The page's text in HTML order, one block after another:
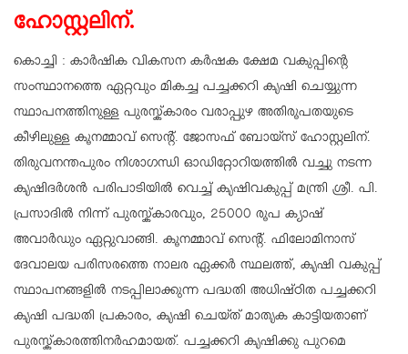
ഹോസ്റ്റലിന്.
കൊച്ചി : കാർഷിക വികസന കർഷക ക്ഷേമ വകുപ്പിൻ്റെ
സംസ്ഥാനത്തെ ഏറ്റവും മികച്ച പച്ചക്കറി കൃഷി ചെയ്യുന്ന
സ്ഥാപനത്തിനുള്ള പുരസ്ക്കാരം വരാപ്പുഴ അതിരൂപതയുടെ
കീഴിലുള്ള കൂനമ്മാവ് സെന്റ്. ജോസഫ് ബോയ്സ് ഹോസ്റ്റലിന്.
തിരുവനന്തപുരം നിശാഗന്ധി ഓഡിറ്റോറിയത്തിൽ വച്ചു നടന്ന
കൃഷിദർശൻ പരിപാടിയിൽ വെച്ച് കൃഷിവകുപ്പ് മന്ത്രി ശ്രീ. പി.
പ്രസാദിൽ നിന്ന് പുരസ്ക്കാരവും, 25000 രൂപ ക്യാഷ്
അവാർഡും ഏറ്റുവാങ്ങി. കൂനമ്മാവ് സെന്റ്. ഫിലോമിനാസ്
ദേവാലയ പരിസരത്തെ നാലര ഏക്കർ സ്ഥലത്ത്, കൃഷി വകുപ്പ്
സ്ഥാപനങ്ങളിൽ നടപ്പിലാക്കുന്ന പദ്ധതി അധിഷ്ഠിത പച്ചക്കറി
കൃഷി പദ്ധതി പ്രകാരം, കൃഷി ചെയ്ത് മാതൃക കാട്ടിയതാണ്
പുരസ്ക്കാരത്തിനർഹമായത്. പച്ചക്കറി കൃഷിക്കു പുറമെ